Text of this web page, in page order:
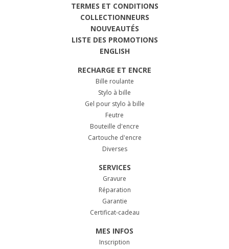
TERMES ET CONDITIONS
COLLECTIONNEURS
NOUVEAUTÉS
LISTE DES PROMOTIONS
ENGLISH
RECHARGE ET ENCRE
Bille roulante
Stylo à bille
Gel pour stylo à bille
Feutre
Bouteille d'encre
Cartouche d'encre
Diverses
SERVICES
Gravure
Réparation
Garantie
Certificat-cadeau
MES INFOS
Inscription